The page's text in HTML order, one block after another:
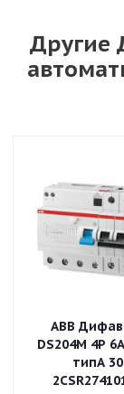
Другие
ABB
DS204M 4P
типA